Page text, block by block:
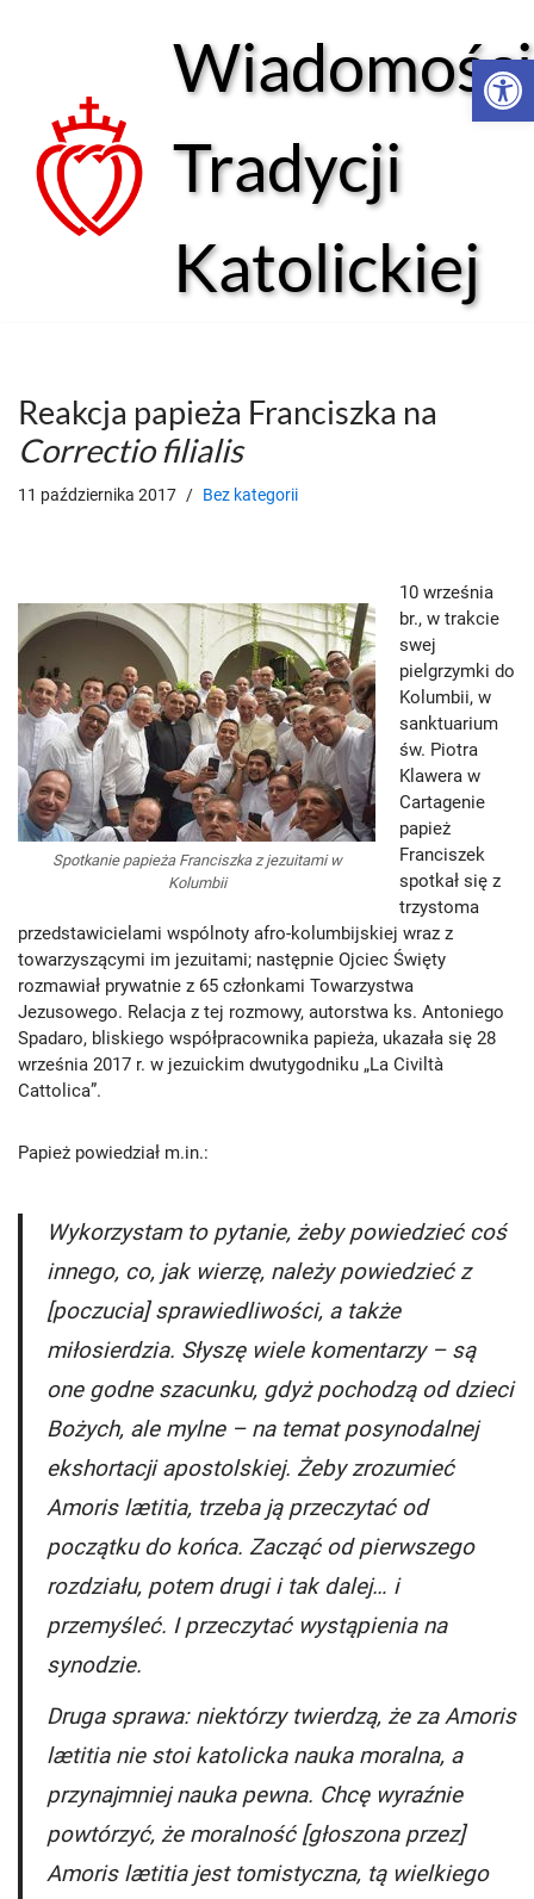
treści
Wiadomości
Tradycji
Katolickiej
Reakcja papieża Franciszka na
Correctio filialis
11 października 2017 Bez kategorii
Spotkanie papieża Franciszka z jezuitami w
Kolumbii
10 września
br., w trakcie
swej
pielgrzymki do
Kolumbii, w
sanktuarium
św. Piotra
Klawera w
Cartagenie
papież
Franciszek
spotkał się z
trzystoma
przedstawicielami wspólnoty afro-kolumbijskiej wraz z
towarzyszącymi im jezuitami; następnie Ojciec Święty
rozmawiał prywatnie z 65 członkami Towarzystwa
Jezusowego. Relacja z tej rozmowy, autorstwa ks. Antoniego
Spadaro, bliskiego współpracownika papieża, ukazała się 28
września 2017 r. w jezuickim dwutygodniku „La Civiltà
Cattolica”.
Papież powiedział m.in.:
Wykorzystam to pytanie, żeby powiedzieć coś
innego, co, jak wierzę, należy powiedzieć z
[poczucia] sprawiedliwości, a także
miłosierdzia. Słyszę wiele komentarzy – są
one godne szacunku, gdyż pochodzą od dzieci
Bożych, ale mylne – na temat posynodalnej
ekshortacji apostolskiej. Żeby zrozumieć
Amoris lætitia, trzeba ją przeczytać od
początku do końca. Zacząć od pierwszego
rozdziału, potem drugi i tak dalej… i
przemyśleć. I przeczytać wystąpienia na
synodzie.
Druga sprawa: niektórzy twierdzą, że zaAmoris
lætitianie stoi katolicka nauka moralna, a
przynajmniej nauka pewna. Chcę wyraźnie
powtórzyć, że moralność [głoszona przez]
Amoris lætitiajest tomistyczna, tą wielkiego